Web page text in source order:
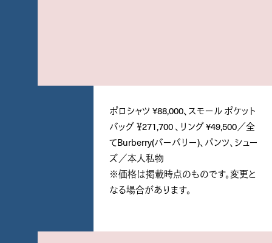
ポロシャツ ¥88,000、スモール ポケット
バッグ ￥271,700 、リング ¥49,500／全
てBurberry(バーバリー)、パンツ、シュー
ズ／本人私物
※価格は掲載時点のものです。変更と
なる場合があります。